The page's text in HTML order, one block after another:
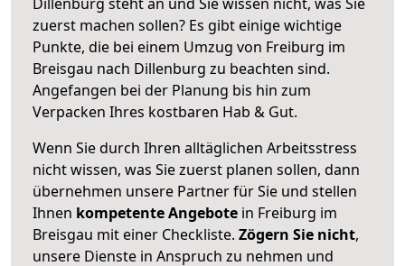
zuerst machen sollen? Es gibt einige wichtige
Punkte, die bei einem Umzug von Freiburg im
Breisgau nach Dillenburg zu beachten sind.
Angefangen bei der Planung bis hin zum
Verpacken Ihres kostbaren Hab & Gut.
Wenn Sie durch Ihren alltäglichen Arbeitsstress
nicht wissen, was Sie zuerst planen sollen, dann
übernehmen unsere Partner für Sie und stellen
Ihnen kompetente Angebote in Freiburg im
Breisgau mit einer Checkliste. Zögern Sie nicht,
unsere Dienste in Anspruch zu nehmen und